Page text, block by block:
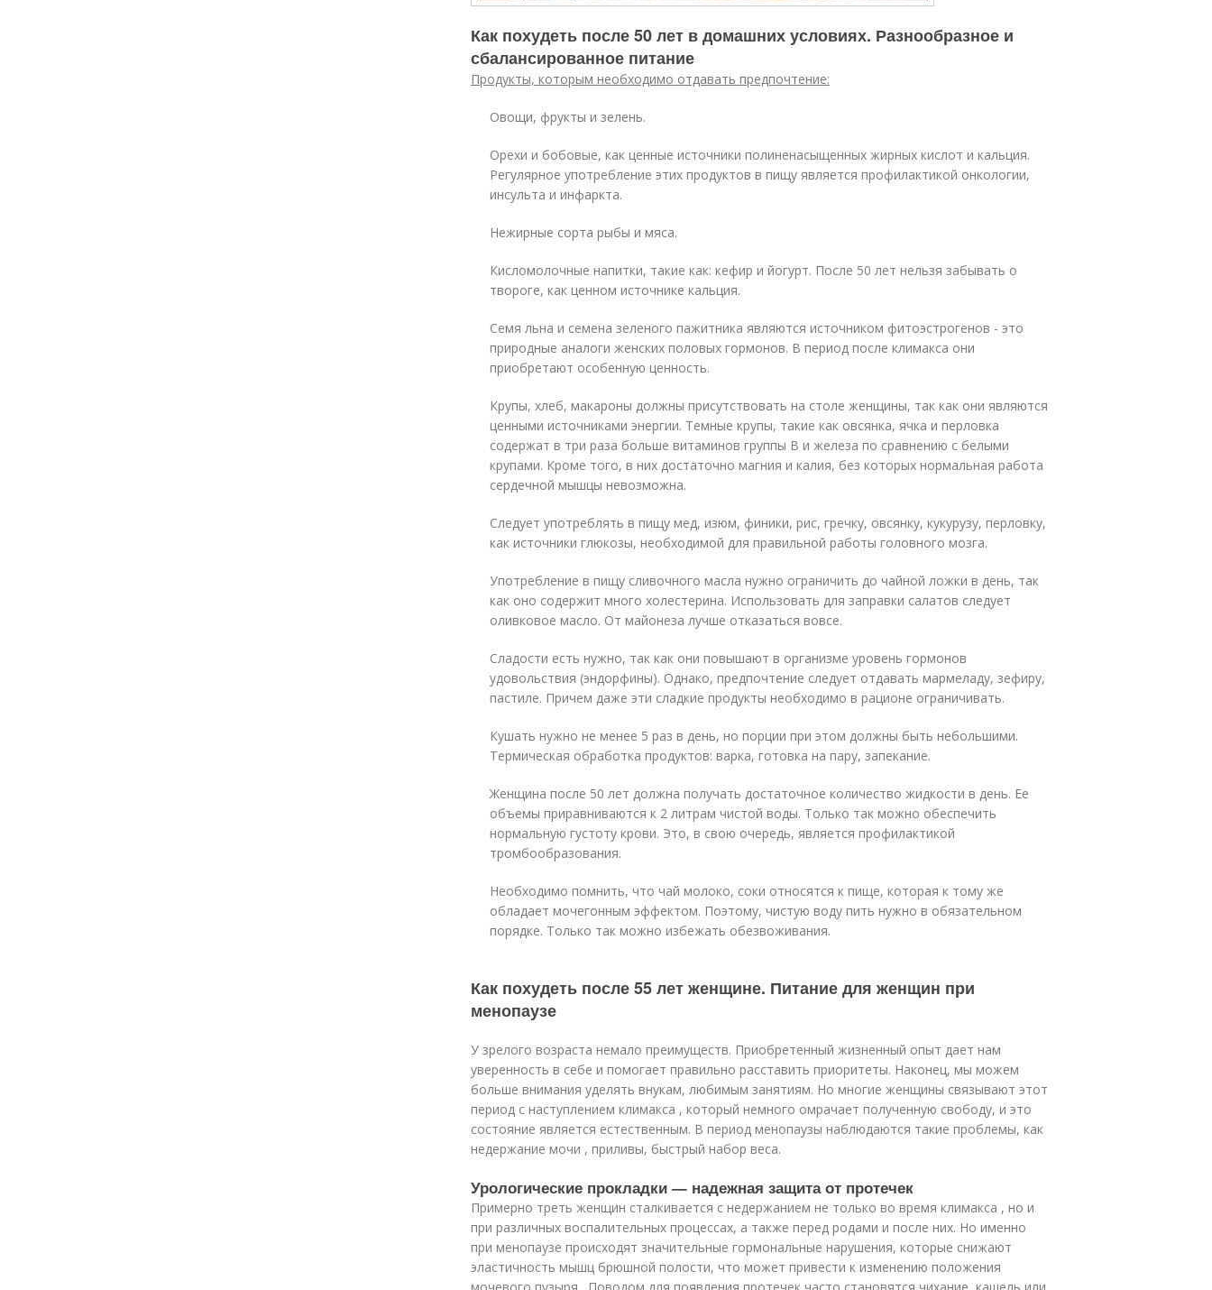
Как похудеть после 50 лет в домашних условиях. Разнообразное и
сбалансированное питание
Продукты, которым необходимо отдавать предпочтение:
Овощи, фрукты и зелень.
Орехи и бобовые, как ценные источники полиненасыщенных жирных кислот и кальция.
Регулярное употребление этих продуктов в пищу является профилактикой онкологии,
инсульта и инфаркта.
Нежирные сорта рыбы и мяса.
Кисломолочные напитки, такие как: кефир и йогурт. После 50 лет нельзя забывать о
твороге, как ценном источнике кальция.
Семя льна и семена зеленого пажитника являются источником фитоэстрогенов - это
природные аналоги женских половых гормонов. В период после климакса они
приобретают особенную ценность.
Крупы, хлеб, макароны должны присутствовать на столе женщины, так как они являются
ценными источниками энергии. Темные крупы, такие как овсянка, ячка и перловка
содержат в три раза больше витаминов группы В и железа по сравнению с белыми
крупами. Кроме того, в них достаточно магния и калия, без которых нормальная работа
сердечной мышцы невозможна.
Следует употреблять в пищу мед, изюм, финики, рис, гречку, овсянку, кукурузу, перловку,
как источники глюкозы, необходимой для правильной работы головного мозга.
Употребление в пищу сливочного масла нужно ограничить до чайной ложки в день, так
как оно содержит много холестерина. Использовать для заправки салатов следует
оливковое масло. От майонеза лучше отказаться вовсе.
Сладости есть нужно, так как они повышают в организме уровень гормонов
удовольствия (эндорфины). Однако, предпочтение следует отдавать мармеладу, зефиру,
пастиле. Причем даже эти сладкие продукты необходимо в рационе ограничивать.
Кушать нужно не менее 5 раз в день, но порции при этом должны быть небольшими.
Термическая обработка продуктов: варка, готовка на пару, запекание.
Женщина после 50 лет должна получать достаточное количество жидкости в день. Ее
объемы приравниваются к 2 литрам чистой воды. Только так можно обеспечить
нормальную густоту крови. Это, в свою очередь, является профилактикой
тромбообразования.
Необходимо помнить, что чай молоко, соки относятся к пище, которая к тому же
обладает мочегонным эффектом. Поэтому, чистую воду пить нужно в обязательном
порядке. Только так можно избежать обезвоживания.
Как похудеть после 55 лет женщине. Питание для женщин при
менопаузе
У зрелого возраста немало преимуществ. Приобретенный жизненный опыт дает нам
уверенность в себе и помогает правильно расставить приоритеты. Наконец, мы можем
больше внимания уделять внукам, любимым занятиям. Но многие женщины связывают этот
период с наступлением климакса , который немного омрачает полученную свободу, и это
состояние является естественным. В период менопаузы наблюдаются такие проблемы, как
недержание мочи , приливы, быстрый набор веса.
Урологические прокладки — надежная защита от протечек
Примерно треть женщин сталкивается с недержанием не только во время климакса , но и
при различных воспалительных процессах, а также перед родами и после них. Но именно
при менопаузе происходят значительные гормональные нарушения, которые снижают
эластичность мышц брюшной полости, что может привести к изменению положения